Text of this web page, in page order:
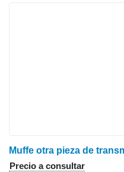
Precio a consultar